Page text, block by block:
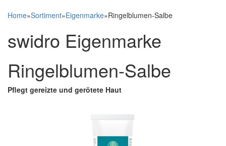
Home»Sortiment»Eigenmarke»Ringelblumen-Salbe
swidro Eigenmarke
Ringelblumen-Salbe
Pflegt gereizte und gerötete Haut